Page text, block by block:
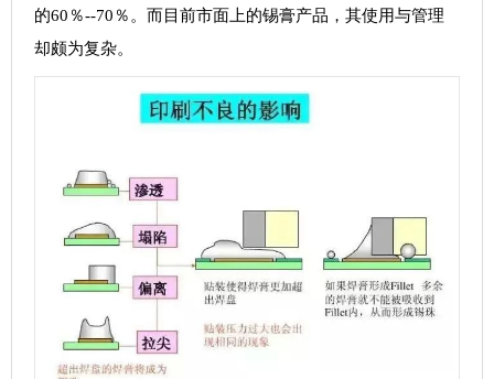
的60％--70％。而目前市面上的锡膏产品，其使用与管理
却颇为复杂。